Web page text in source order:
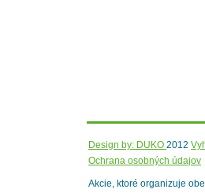
Design by: DUKO 2012
Ochrana osobných údajov
Akcie, ktoré organizuje